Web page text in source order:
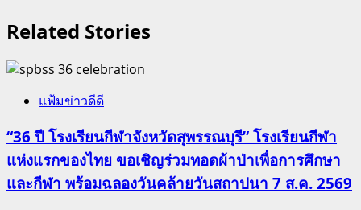
Related Stories
แฟ้มข่าวดีดี
“36 ปี โรงเรียนกีฬาจังหวัดสุพรรณบุรี” โรงเรียนกีฬา
แห่งแรกของไทย ขอเชิญร่วมทอดผ้าป่าเพื่อการศึกษา
และกีฬา พร้อมฉลองวันคล้ายวันสถาปนา 7 ส.ค. 2569